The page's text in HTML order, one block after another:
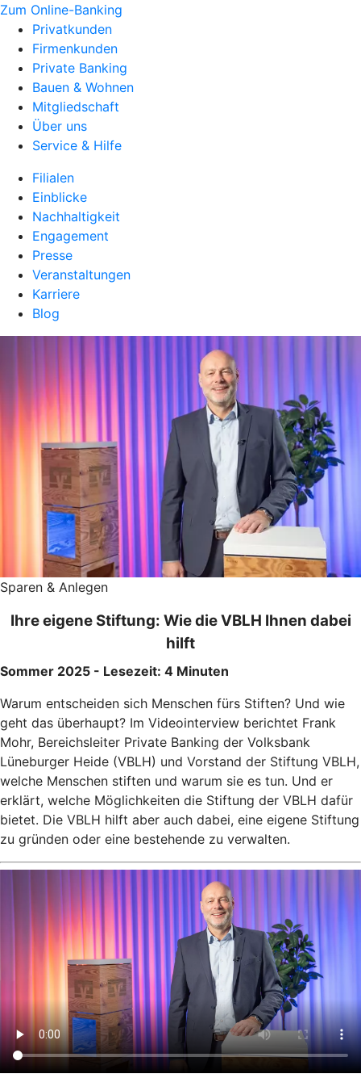
Zum Online-Banking
Privatkunden
Firmenkunden
Private Banking
Bauen & Wohnen
Mitgliedschaft
Über uns
Service & Hilfe
Filialen
Einblicke
Nachhaltigkeit
Engagement
Presse
Veranstaltungen
Karriere
Blog
Sparen & Anlegen
Ihre eigene Stiftung: Wie die VBLH Ihnen dabei
hilft
Sommer 2025 - Lesezeit: 4 Minuten
Warum entscheiden sich Menschen fürs Stiften? Und wie
geht das überhaupt? Im Videointerview berichtet Frank
Mohr, Bereichsleiter Private Banking der Volksbank
Lüneburger Heide (VBLH) und Vorstand der Stiftung VBLH,
welche Menschen stiften und warum sie es tun. Und er
erklärt, welche Möglichkeiten die Stiftung der VBLH dafür
bietet. Die VBLH hilft aber auch dabei, eine eigene Stiftung
zu gründen oder eine bestehende zu verwalten.